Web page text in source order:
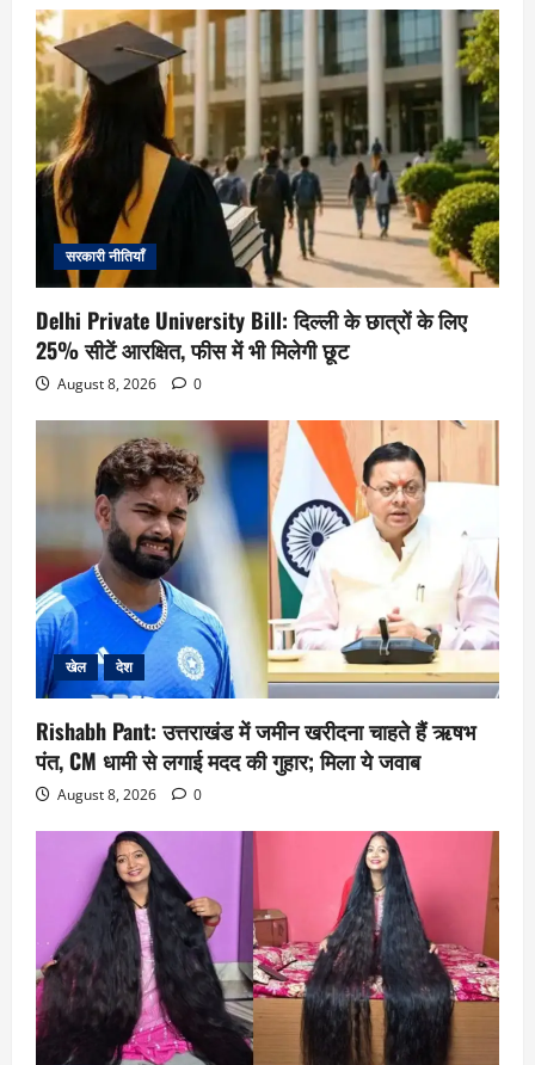
सरकारी नीतियाँ
Delhi Private University Bill: दिल्ली के छात्रों के लिए
25% सीटें आरक्षित, फीस में भी मिलेगी छूट
August 8, 2026 0
खेल देश
Rishabh Pant: उत्तराखंड में जमीन खरीदना चाहते हैं ऋषभ
पंत, CM धामी से लगाई मदद की गुहार; मिला ये जवाब
August 8, 2026 0